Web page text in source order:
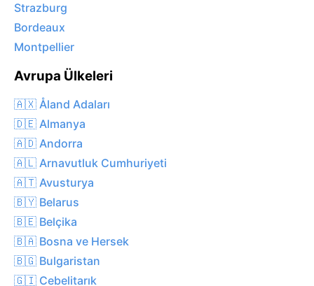
Strazburg
Bordeaux
Montpellier
Avrupa Ülkeleri
🇦🇽 Åland Adaları
🇩🇪 Almanya
🇦🇩 Andorra
🇦🇱 Arnavutluk Cumhuriyeti
🇦🇹 Avusturya
🇧🇾 Belarus
🇧🇪 Belçika
🇧🇦 Bosna ve Hersek
🇧🇬 Bulgaristan
🇬🇮 Cebelitarık